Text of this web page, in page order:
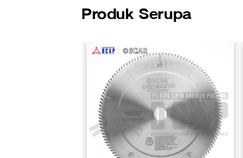
Produk Serupa